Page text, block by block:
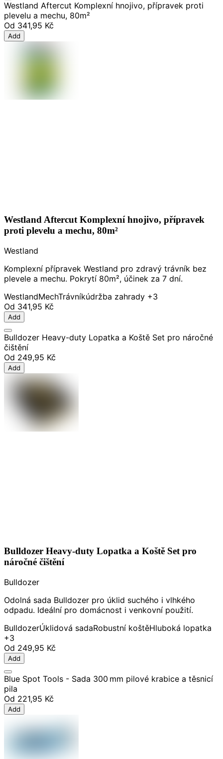
Westland Aftercut Komplexní hnojivo, přípravek proti
plevelu a mechu, 80m²
Od 341,95 Kč
Add
Westland Aftercut Komplexní hnojivo, přípravek
proti plevelu a mechu, 80m²
Westland
Komplexní přípravek Westland pro zdravý trávník bez
plevele a mechu. Pokrytí 80m², účinek za 7 dní.
WestlandMechTrávníkúdržba zahrady +3
Od 341,95 Kč
Add
Bulldozer Heavy-duty Lopatka a Koště Set pro náročné
čištění
Od 249,95 Kč
Add
Bulldozer Heavy-duty Lopatka a Koště Set pro
náročné čištění
Bulldozer
Odolná sada Bulldozer pro úklid suchého i vlhkého
odpadu. Ideální pro domácnost i venkovní použití.
BulldozerÚklidová sadaRobustní koštěHluboká lopatka
+3
Od 249,95 Kč
Add
Blue Spot Tools - Sada 300 mm pilové krabice a těsnicí
pila
Od 221,95 Kč
Add